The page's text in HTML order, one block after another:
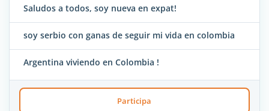
Saludos a todos, soy nueva en expat!
soy serbio con ganas de seguir mi vida en colombia
Argentina viviendo en Colombia !
Participa